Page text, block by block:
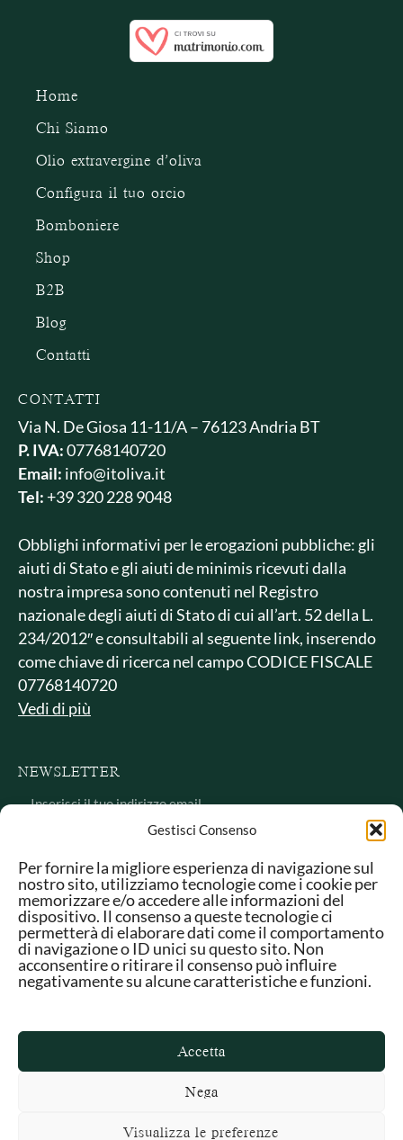
Gestisci Consenso
Per fornire la migliore esperienza di navigazione sul
nostro sito, utilizziamo tecnologie come i cookie per
memorizzare e/o accedere alle informazioni del
dispositivo. Il consenso a queste tecnologie ci
permetterà di elaborare dati come il comportamento
di navigazione o ID unici su questo sito. Non
acconsentire o ritirare il consenso può influire
negativamente su alcune caratteristiche e funzioni.
Accetta
Nega
Visualizza le preferenze
Home
Chi Siamo
Olio extravergine d’oliva
Configura il tuo orcio
Bomboniere
Shop
B2B
Blog
Contatti
CONTATTI
Via N. De Giosa 11-11/A – 76123 Andria BT
P. IVA:07768140720
Email: info@itoliva.it
Tel: +39 320 228 9048
Obblighi informativi per le erogazioni pubbliche: gli
aiuti di Stato e gli aiuti de minimis ricevuti dalla
nostra impresa sono contenuti nel Registro
nazionale degli aiuti di Stato di cui all’art. 52 della L.
234/2012″ e consultabili al seguente link, inserendo
come chiave di ricerca nel campo CODICE FISCALE
07768140720
Vedi di più
NEWSLETTER
Intervento co finanziato da POR Puglia FESR
bando Innoprocess
Politica di rimborso e reso
© 2025 Itoliva – Made byOrigami Creative